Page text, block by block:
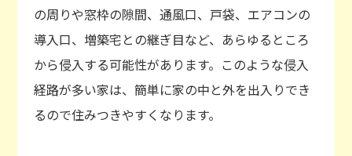
の周りや窓枠の隙間、通風口、戸袋、エアコンの
導入口、増築宅との継ぎ目など、あらゆるところ
から侵入する可能性があります。このような侵入
経路が多い家は、簡単に家の中と外を出入りでき
るので住みつきやすくなります。